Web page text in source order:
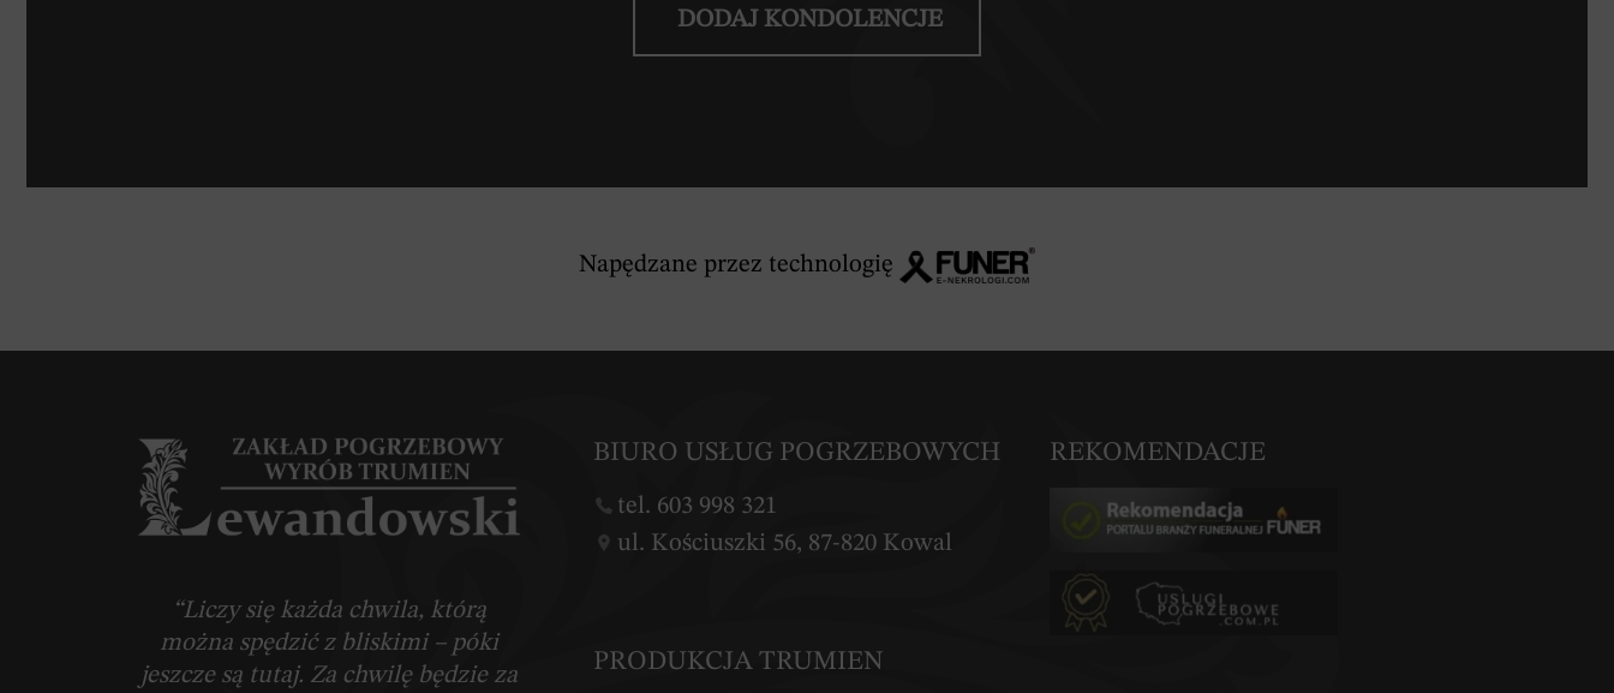
DODAJ KONDOLENCJE
Napędzane przez technologię
“Liczy się każda chwila, którą
można spędzić z bliskimi – póki
jeszcze są tutaj. Za chwilę będzie za
BIURO USŁUG POGRZEBOWYCH
tel. 603 998 321
ul. Kościuszki 56, 87-820 Kowal
PRODUKCJA TRUMIEN
REKOMENDACJE